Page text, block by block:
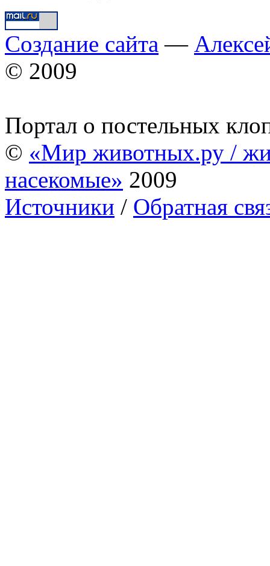
Создание сайта —
© 2009
Портал о постельных
© «Мир животных.ру /
насекомые» 2009
Источники / Обратная